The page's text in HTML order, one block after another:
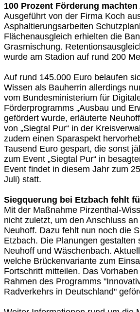
100 Prozent Förderung
Ausgeführt von der Firma Koch
Asphaltierungsarbeiten
Flächenausgleich erhielten die
Grasmischung.
wurde am Stadion auf rund 200
Auf rund 145.000 Euro belaufen
Wissen als Bauherrin allerdings
vom Bundesministerium für
Förderprogramms „Ausbau und
gefördert wurde, erläuterte
von „Siegtal Pur“ in der
zudem einen Sparaspekt
Tausend Euro gespart, die sonst
zum Event „Siegtal Pur“ in
Event findet in diesem Jahr zum
Juli) statt.
Siegquerung bei Etzbach fehlt
Mit der Maßnahme Pirzenthal-
nicht zuletzt, um den Anschluss
Neuhoff. Dazu fehlt nun noch die
Etzbach. Die Planungen
Neuhoff und Wäschenbach.
welche Brückenvariante zum
Fortschritt mitteilen. Das
Rahmen des Programms
Radverkehrs in Deutschland"